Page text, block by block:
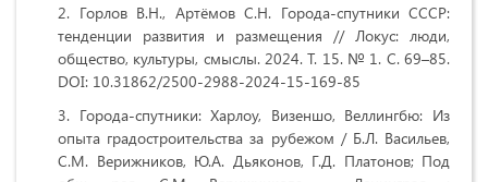
Горлов В.Н., Артёмов С.Н. Города-спутники СССР:
тенденции развития и размещения // Локус: люди,
общество, культуры, смыслы. 2024. Т. 15. № 1. С. 69–85.
DOI: 10.31862/2500-2988-2024-15-169-85
Города-спутники: Харлоу, Визеншо, Веллингбю: Из
опыта градостроительства за рубежом / Б.Л. Васильев,
С.М. Верижников, Ю.А. Дьяконов, Г.Д. Платонов; Под